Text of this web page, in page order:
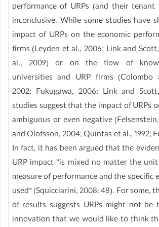
performance of URPs (and their tenant
inconclusive. While some studies have
impact of URPs on the economic
firms (Leyden et al., 2006; Link and
al., 2009) or on the flow of
universities and URP firms (Colombo
2002; Fukugawa, 2006; Link and
studies suggest that the impact of URPs
ambiguous or even negative
and Olofsson, 2004; Quintas et al., 1992;
In fact, it has been argued that the
URP impact “is mixed no matter the
measure of performance and the specific
used” (Squicciarini, 2008: 48). For some,
of results suggests URPs might not be
innovation that we would like to think